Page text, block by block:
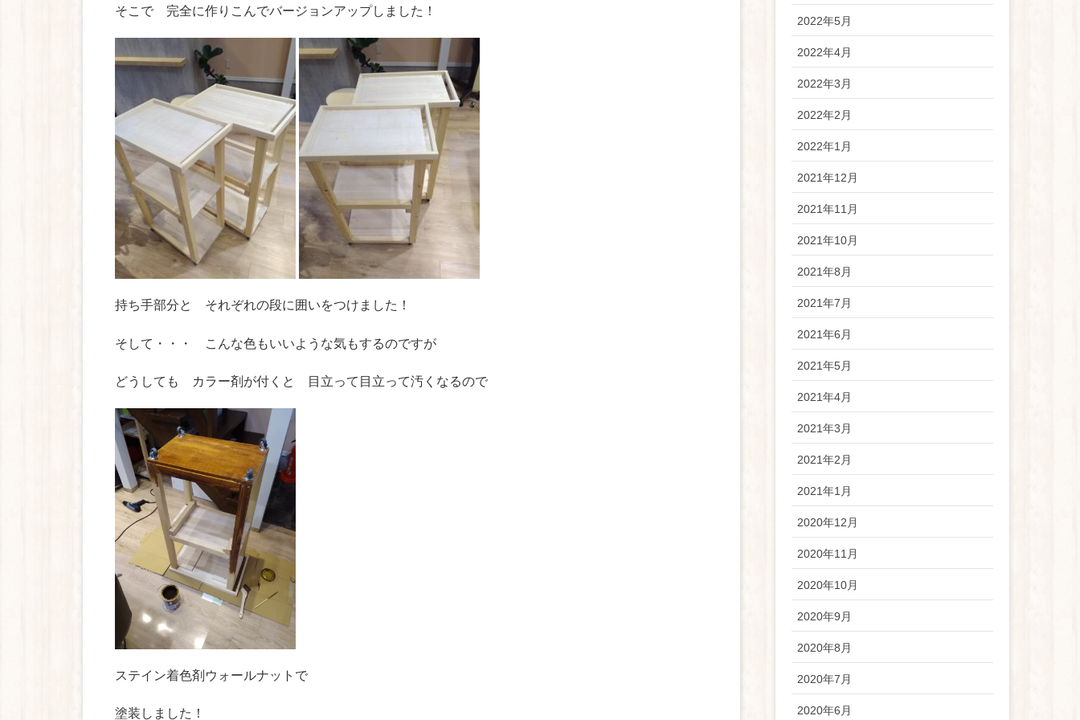
そこで 完全に作りこんでバージョンアップしました！
持ち手部分と それぞれの段に囲いをつけました！
そして・・・ こんな色もいいような気もするのですが
どうしても カラー剤が付くと 目立って目立って汚くなるので
ステイン着色剤ウォールナットで
塗装しました！
2022年5月
2022年4月
2022年3月
2022年2月
2022年1月
2021年12月
2021年11月
2021年10月
2021年8月
2021年7月
2021年6月
2021年5月
2021年4月
2021年3月
2021年2月
2021年1月
2020年12月
2020年11月
2020年10月
2020年9月
2020年8月
2020年7月
2020年6月